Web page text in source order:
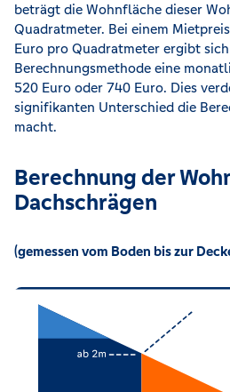
beträgt die Wohnfläche dieser
Quadratmeter. Bei einem
Euro pro Quadratmeter ergibt
Berechnungsmethode eine
520 Euro oder 740 Euro. Dies
signifikanten Unterschied die
macht.
Berechnung der
Dachschrägen
(gemessen vom Boden bis zur